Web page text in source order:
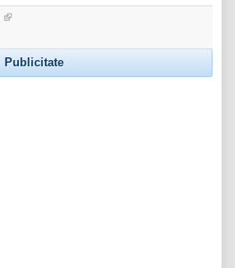
Publicitate